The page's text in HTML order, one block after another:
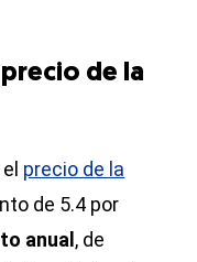
de la
precio de la
de 5.4 por
anual , de